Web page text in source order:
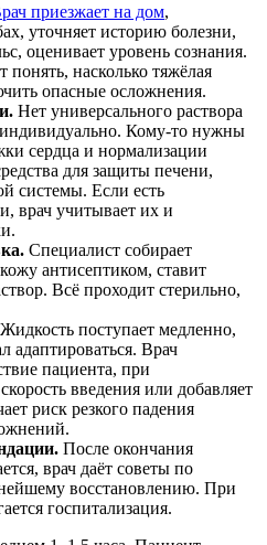
приезжает на дом,
уточняет историю болезни,
оценивает уровень сознания.
понять, насколько тяжёлая
опасные осложнения.
Нет универсального раствора
Кому-то нужны
сердца и нормализации
для защиты печени,
системы. Если есть
врач учитывает их и
Специалист собирает
антисептиком, ставит
Всё проходит стерильно,
Жидкость поступает медленно,
адаптироваться. Врач
пациента, при
введения или добавляет
риск резкого падения
После окончания
врач даёт советы по
восстановлению. При
госпитализация.